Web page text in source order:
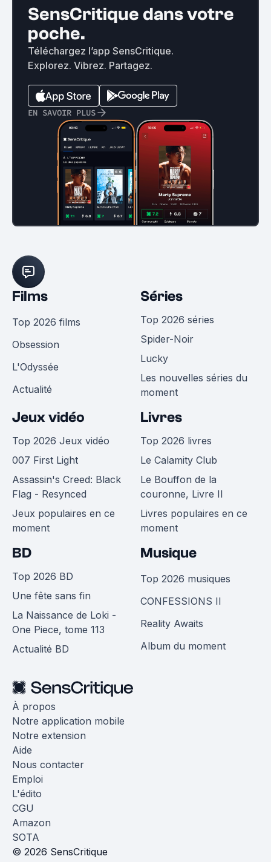
SensCritique dans votre
poche.
Téléchargez l’app SensCritique.
Explorez. Vibrez. Partagez.
EN SAVOIR PLUS
Films
Top 2026 films
Obsession
L'Odyssée
Actualité
Séries
Top 2026 séries
Spider-Noir
Lucky
Les nouvelles séries du
moment
Jeux vidéo
Top 2026 Jeux vidéo
007 First Light
Assassin's Creed: Black
Flag - Resynced
Jeux populaires en ce
moment
Livres
Top 2026 livres
Le Calamity Club
Le Bouffon de la
couronne, Livre II
Livres populaires en ce
moment
BD
Top 2026 BD
Une fête sans fin
La Naissance de Loki -
One Piece, tome 113
Actualité BD
Musique
Top 2026 musiques
CONFESSIONS II
Reality Awaits
Album du moment
À propos
Notre application mobile
Notre extension
Aide
Nous contacter
Emploi
L'édito
CGU
Amazon
SOTA
© 2026 SensCritique